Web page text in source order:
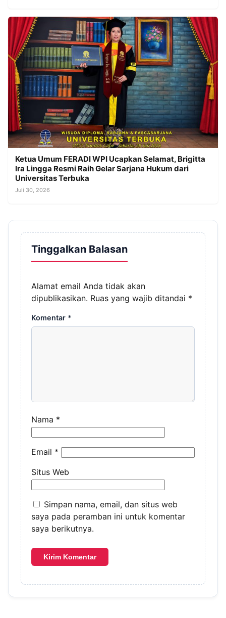
Ketua Umum FERADI WPI Ucapkan Selamat, Brigitta
Ira Lingga Resmi Raih Gelar Sarjana Hukum dari
Universitas Terbuka
Juli 30, 2026
Tinggalkan Balasan
Alamat email Anda tidak akan
dipublikasikan. Ruas yang wajib ditandai *
Komentar *
Nama *
Email *
Situs Web
Simpan nama, email, dan situs web
saya pada peramban ini untuk komentar
saya berikutnya.